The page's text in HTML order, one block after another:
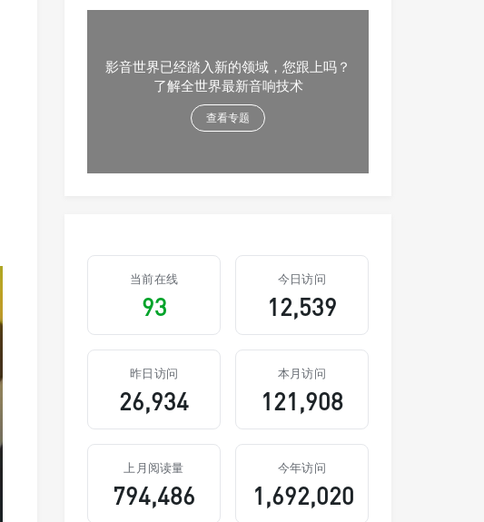
影音世界已经踏入新的领域，您跟上吗？
了解全世界最新音响技术
查看专题
当前在线
93
今日访问
12,539
昨日访问
26,934
本月访问
121,908
上月阅读量
794,486
今年访问
1,692,020